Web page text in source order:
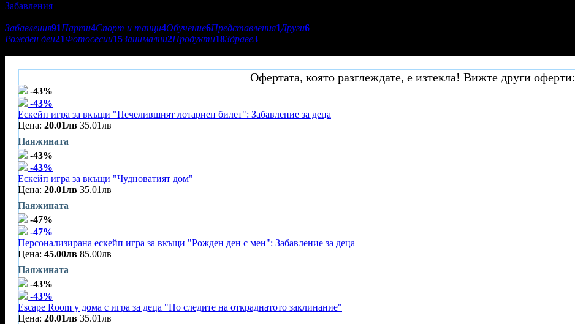
Забавления
Забавления91Парти4Спорт и танци4Обучение6Представления1Други6
Рожден ден21Фотосесии15Занимални2Продукти18Здраве3
Офертата, която разглеждате, е изтекла! Вижте други оферти:
-43%
-43%
Ескейп игра за вкъщи "Печелившият лотариен билет": Забавление за деца
Цена: 20.01лв 35.01лв
Паяжината
-43%
-43%
Ескейп игра за вкъщи "Чудноватият дом"
Цена: 20.01лв 35.01лв
Паяжината
-47%
-47%
Персонализирана ескейп игра за вкъщи "Рожден ден с мен": Забавление за деца
Цена: 45.00лв 85.00лв
Паяжината
-43%
-43%
Escape Room у дома с игра за деца "По следите на откраднатото заклинание"
Цена: 20.01лв 35.01лв